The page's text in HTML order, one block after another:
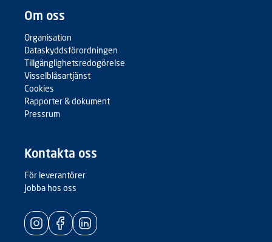
Om oss
Organisation
Dataskyddsförordningen
Tillgänglighetsredogörelse
Visselblåsartjänst
Cookies
Rapporter & dokument
Pressrum
Kontakta oss
För leverantörer
Jobba hos oss